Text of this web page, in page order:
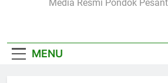
Media Resmi Pondok
MENU